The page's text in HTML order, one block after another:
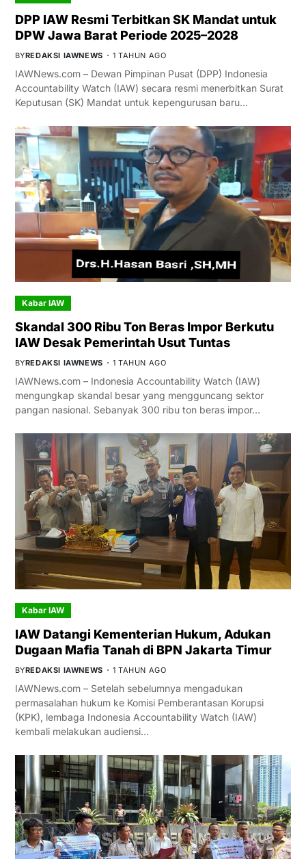
DPP IAW Resmi Terbitkan SK Mandat untuk
DPW Jawa Barat Periode 2025–2028
BYREDAKSI IAWNEWS 1 TAHUN AGO
IAWNews.com – Dewan Pimpinan Pusat (DPP) Indonesia
Accountability Watch (IAW) secara resmi menerbitkan Surat
Keputusan (SK) Mandat untuk kepengurusan baru…
Kabar IAW
Skandal 300 Ribu Ton Beras Impor Berkutu
IAW Desak Pemerintah Usut Tuntas
BYREDAKSI IAWNEWS 1 TAHUN AGO
IAWNews.com – Indonesia Accountability Watch (IAW)
mengungkap skandal besar yang mengguncang sektor
pangan nasional. Sebanyak 300 ribu ton beras impor…
Kabar IAW
IAW Datangi Kementerian Hukum, Adukan
Dugaan Mafia Tanah di BPN Jakarta Timur
BYREDAKSI IAWNEWS 1 TAHUN AGO
IAWNews.com – Setelah sebelumnya mengadukan
permasalahan hukum ke Komisi Pemberantasan Korupsi
(KPK), lembaga Indonesia Accountability Watch (IAW)
kembali melakukan audiensi…